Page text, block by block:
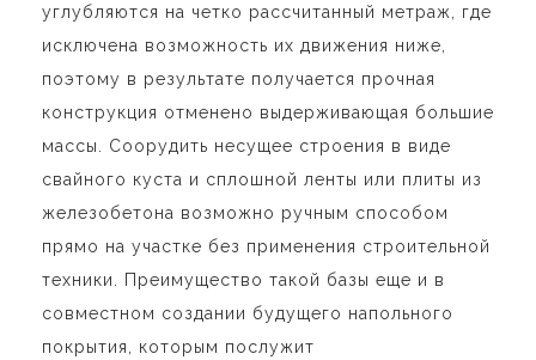
углубляются на четко рассчитанный метраж, где
исключена возможность их движения ниже,
поэтому в результате получается прочная
конструкция отменено выдерживающая большие
массы. Соорудить несущее строения в виде
свайного куста и сплошной ленты или плиты из
железобетона возможно ручным способом
прямо на участке без применения строительной
техники. Преимущество такой базы еще и в
совместном создании будущего напольного
покрытия, которым послужит